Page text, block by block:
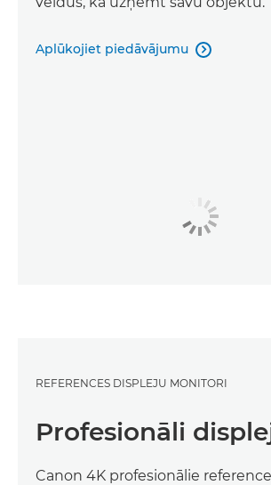
Aplūkojiet piedāvājumu 
REFERENCES DISPLEJU MONITORI
Profesionāli
Canon 4K profesionālie